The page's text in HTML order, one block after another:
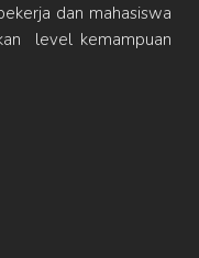
dan mahasiswa
level kemampuan